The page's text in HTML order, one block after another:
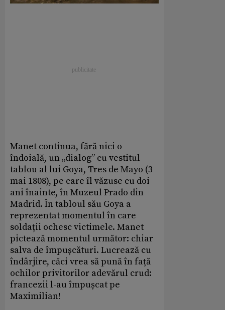
Manet continua, fără nici o
îndoială, un „dialog” cu vestitul
tablou al lui Goya, Tres de Mayo (3
mai 1808), pe care îl văzuse cu doi
ani înainte, în Muzeul Prado din
Madrid. În tabloul său Goya a
reprezentat momentul în care
soldații ochesc victimele. Manet
pictează momentul următor: chiar
salva de împușcături. Lucrează cu
îndârjire, căci vrea să pună în față
ochilor privitorilor adevărul crud:
francezii l-au împușcat pe
Maximilian!